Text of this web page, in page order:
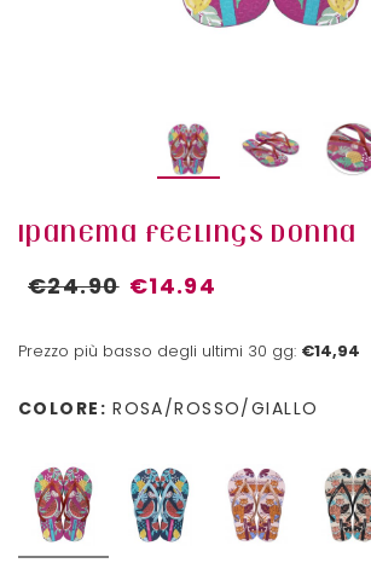
IPANEMA FEELINGS DONNA
€24.90 €14.94
Prezzo più basso degli ultimi 30 gg: €14,94
COLORE: ROSA/ROSSO/GIALLO